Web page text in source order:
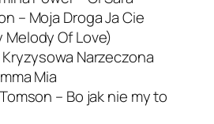
– Moja Droga Ja Cie
Melody Of Love)
Narzeczona
Mia
– Bo jak nie my to